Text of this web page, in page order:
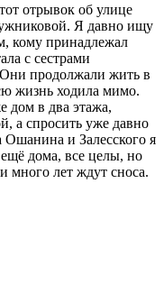
отрывок об улице
Я давно ищу
кому принадлежал
с сестрами
продолжали жить в
жизнь ходила мимо.
дом в два этажа,
а спросить уже давно
Ошанина и Залесского я
дома, все целы, но
много лет ждут сноса.